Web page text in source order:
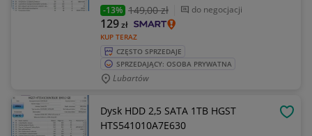
-13% 149,00 zł do negocjacji
KUP TERAZ
129zł
CZĘSTO SPRZEDAJE
SPRZEDAJĄCY: OSOBA PRYWATNA
Lubartów
Dysk HDD 2,5 SATA 1TB HGST
HTS541010A7E630